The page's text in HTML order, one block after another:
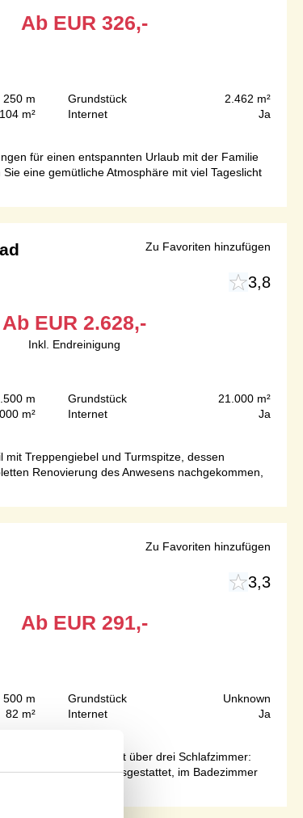
Ab EUR 326,-
250 m
104 m²
Grundstück
2.462 m²
Internet
Ja
für einen entspannten Urlaub mit der Familie
eine gemütliche Atmosphäre mit viel Tageslicht
3,8
Ab EUR 2.628,-
Inkl. Endreinigung
m
m²
Grundstück
21.000 m²
Internet
Ja
Treppengiebel und Turmspitze, dessen
Renovierung des Anwesens nachgekommen,
Zu Favoriten hinzufügen
3,3
Ab EUR 291,-
500 m
82 m²
Grundstück
Unknown
Internet
Ja
Gäste und verfügt über drei Schlafzimmer:
Fußbodenheizung ausgestattet, im Badezimmer
Zu Favoriten hinzufügen